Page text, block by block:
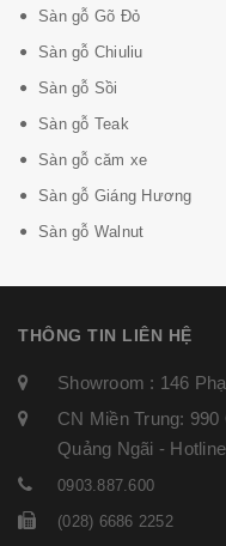
Sàn gỗ Gõ Đỏ
Sàn gỗ Chiuliu
Sàn gỗ Sồi
Sàn gỗ Teak
Sàn gỗ căm xe
Sàn gỗ Giáng Hương
Sàn gỗ Walnut
THÔNG TIN LIÊN HỆ
Showroom : 146
CN Miền Trung: 990
Quảng Ngãi -
0903.887.600
(028) 6686 2252